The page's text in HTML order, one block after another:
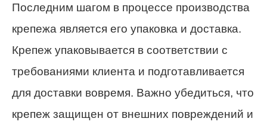
Последним шагом в процессе производства
крепежа является его упаковка и доставка.
Крепеж упаковывается в соответствии с
требованиями клиента и подготавливается
для доставки вовремя. Важно убедиться, что
крепеж защищен от внешних повреждений и